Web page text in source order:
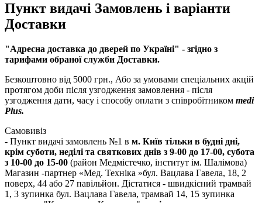
Пункт видачі Замовлень і варіанти
Доставки
"Адресна доставка до дверей по Україні" - згідно з
тарифами обраної служби Доставки.
Безкоштовно від 5000 грн., Або за умовами спеціальних акцій
протягом доби після узгодження замовлення - після
узгодження дати, часу і способу оплати з співробітником medi
Plus.
Самовивіз
- Пункт видачі замовлень №1 в м. Київ тільки в будні дні,
крім суботи, неділі та святкових днів з 9-00 до 17-00, субота
з 10-00 до 15-00 (район Медмістечко, інститут ім. Шалімова)
Магазин -партнер «Мед. Техніка »бул. Вацлава Гавела, 18, 2
поверх, 44 або 27 павільйон. Дістатися - швидкісний трамвай
1, 3 зупинка бул. Вацлава Гавела, трамвай 14, 15 зупинка